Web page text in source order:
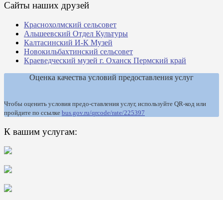
Сайты наших друзей
Краснохолмский сельсовет
Альшеевский Отдел Культуры
Калтасинский И-К Музей
Новокильбахтинский сельсовет
Краеведческий музей г. Оханск Пермский край
Оценка качества условий предоставления услуг
Чтобы оценить условия предо-ставления услуг, используйте QR-код или
пройдите по ссылке bus.gov.ru/qrcode/rate/225397
К вашим услугам: